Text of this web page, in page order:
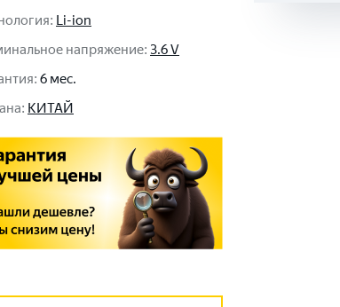
: Li-ion
напряжение: 3.6 V
: 6 мес.
: КИТАЙ